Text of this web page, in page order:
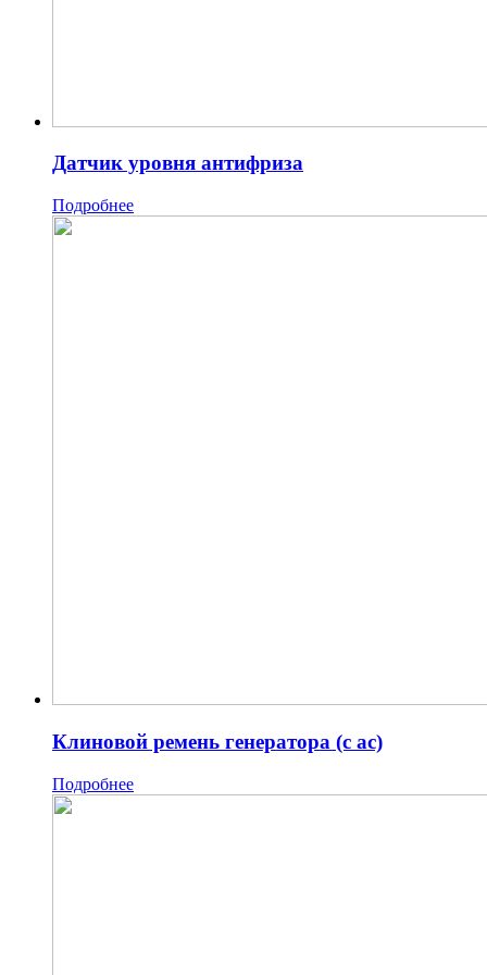
Датчик уровня антифриза
Подробнее
Клиновой ремень генератора (с ас)
Подробнее